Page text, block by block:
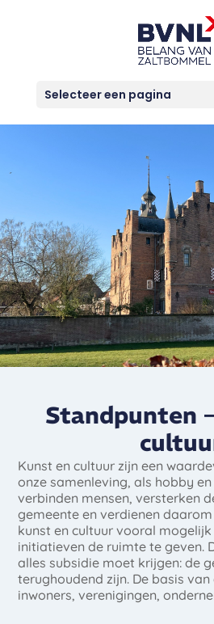
Selecteer een pagina
Standpunten
Kunst en cultuur zijn een
onze samenleving, als hobby
verbinden mensen, versterken
gemeente en verdienen
kunst en cultuur vooral
initiatieven de ruimte te geven.
alles subsidie moet krijgen: de
terughoudend zijn. De basis
inwoners, verenigingen,